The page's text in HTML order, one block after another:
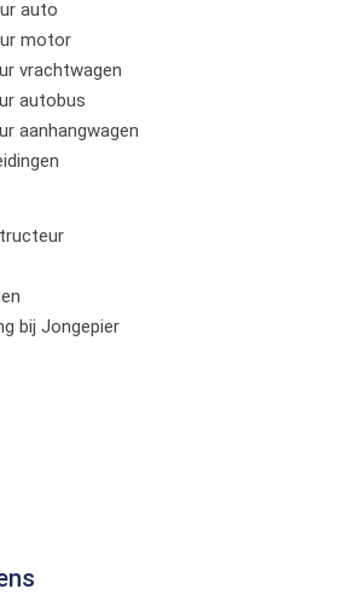
auto
motor
vrachtwagen
autobus
aanhangwagen
bij Jongepier